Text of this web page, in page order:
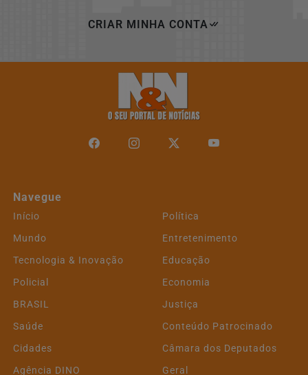
CRIAR MINHA CONTA
Navegue
Início
Política
Mundo
Entretenimento
Tecnologia & Inovação
Educação
Policial
Economia
BRASIL
Justiça
Saúde
Conteúdo Patrocinado
Cidades
Câmara dos Deputados
Agência DINO
Geral